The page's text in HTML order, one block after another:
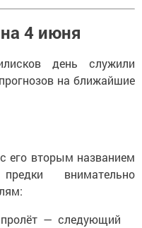
4 июня
день служили
на ближайшие
его вторым названием
внимательно
— следующий